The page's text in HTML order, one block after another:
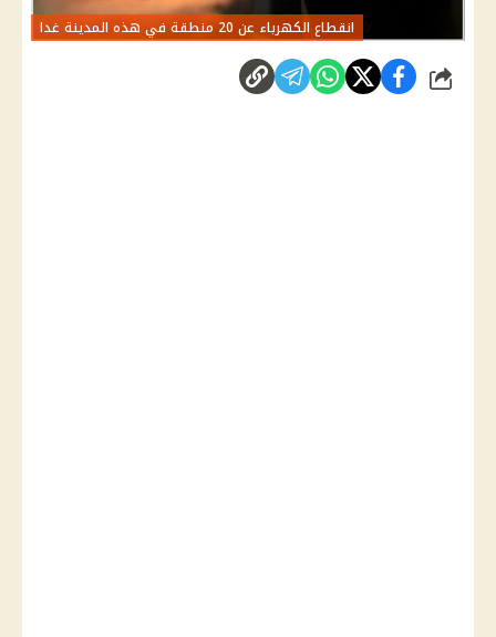
انقطاع الكهرباء عن 20 منطقة في هذه المدينة غدا
شارك